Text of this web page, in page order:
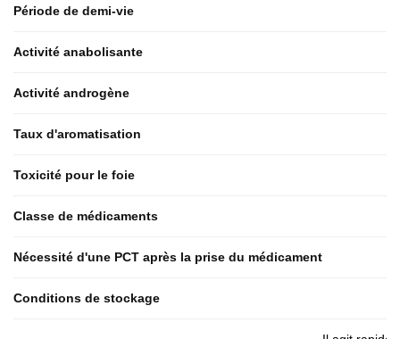
Période de demi-vie
Activité anabolisante
Activité androgène
Taux d'aromatisation
Toxicité pour le foie
Classe de médicaments
Nécessité d'une PCT après la prise du médicament
Conditions de stockage